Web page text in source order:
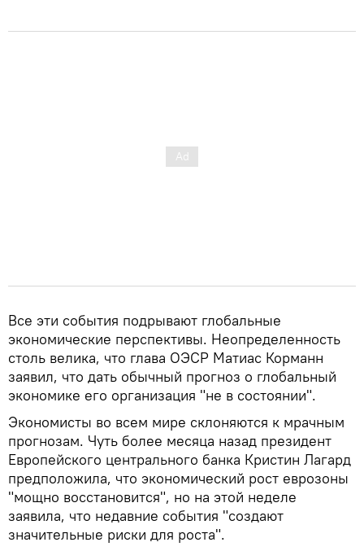
Все эти события подрывают глобальные
экономические перспективы. Неопределенность
столь велика, что глава ОЭСР Матиас Корманн
заявил, что дать обычный прогноз о глобальный
экономике его организация "не в состоянии".
Экономисты во всем мире склоняются к мрачным
прогнозам. Чуть более месяца назад президент
Европейского центрального банка Кристин Лагард
предположила, что экономический рост еврозоны
"мощно восстановится", но на этой неделе
заявила, что недавние события "создают
значительные риски для роста".